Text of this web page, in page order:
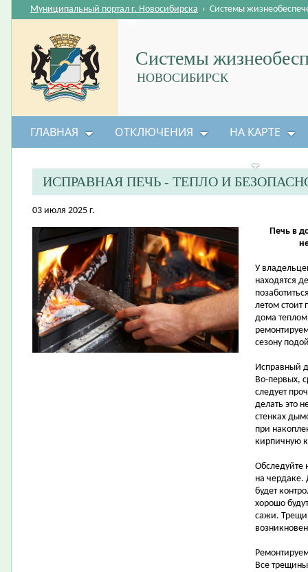
Системы
НОВОСИБИРСК
Муниципальный портал г. Новосибирска › Системы
ГЛАВНАЯ ОТКЛЮЧЕНИЯ НА КАРТЕ
ИСПРАВНАЯ ПЕЧЬ - ТЕПЛО И
03 июля 2025 г.
Печь в
У
находятся
летом
дома
сезону
Исправный
Во-первых,
следует
делать это
стенках
при
кирпичную
Обследуйте
на чердаке.
будет
хорошо
сажи.
Все